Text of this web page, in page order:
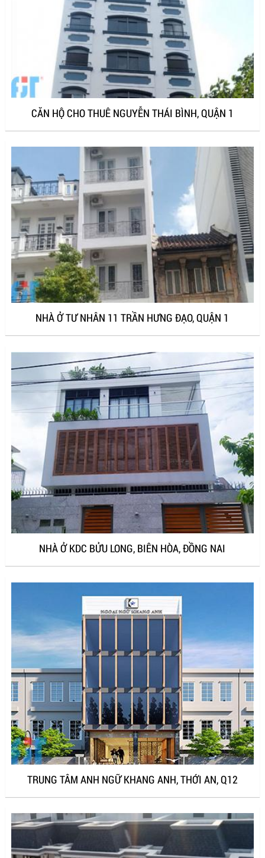
CĂN HỘ CHO THUÊ NGUYỄN THÁI BÌNH, QUẬN 1
NHÀ Ở TƯ NHÂN 11 TRẦN HƯNG ĐẠO, QUẬN 1
NHÀ Ở KDC BỬU LONG, BIÊN HÒA, ĐỒNG NAI
TRUNG TÂM ANH NGỮ KHANG ANH, THỚI AN, Q12